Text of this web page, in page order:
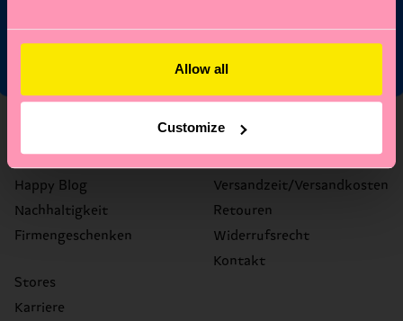
Allow all
Customize
Happy Blog
Nachhaltigkeit
Firmengeschenken
Stores
Karriere
Hilfe
Versandzeit/Versandkosten
Retouren
Widerrufsrecht
Kontakt